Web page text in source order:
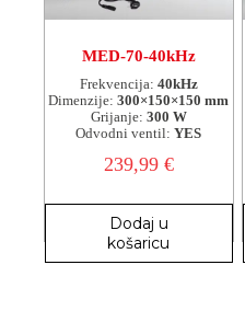
MED-70-40kHz
Frekvencija: 40kHz
Dimenzije: 300×150×150 mm
Grijanje: 300 W
Odvodni ventil: YES
239,99 €
Dodaj u
košaricu